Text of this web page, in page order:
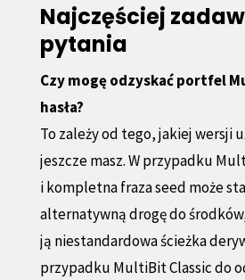
Najczęściej
pytania
Czy mogę odzyskać portfel
hasła?
To zależy od tego, jakiej wersji
jeszcze masz. W przypadku
i kompletna fraza seed może
alternatywną drogę do
ją niestandardowa ścieżka
przypadku MultiBit Classic do